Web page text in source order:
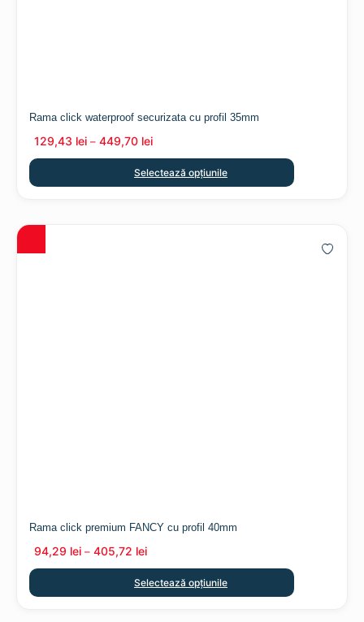
Rama click waterproof securizata cu profil 35mm
129,43 lei – 449,70 lei
Selectează opțiunile
Rama click premium FANCY cu profil 40mm
94,29 lei – 405,72 lei
Selectează opțiunile